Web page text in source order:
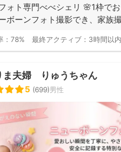
ォト専門べべシェリ 🌸1枠で
ボーンフォト撮影でき、家族
78% 最終アクティブ： 3時間以内
ま夫婦 りゅうちゃん
5 (699)男性